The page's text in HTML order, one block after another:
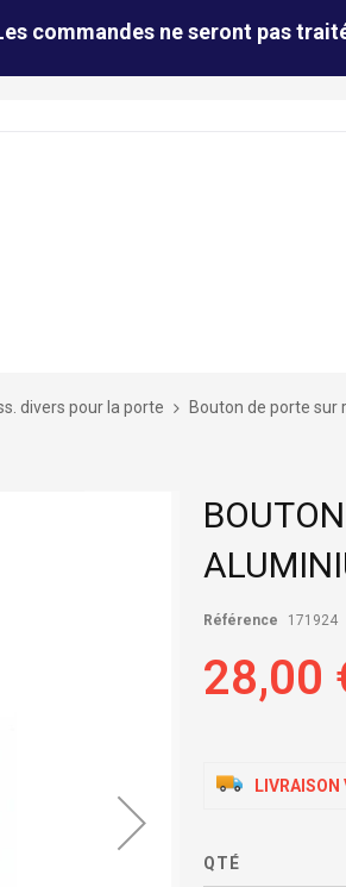
commandes ne seront pas
divers pour la porte Bouton de porte sur
Référence 171924
28,00
LIVRAISON
QTÉ